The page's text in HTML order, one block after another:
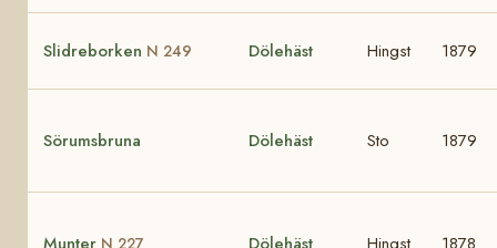
Slidreborken N 249 Dölehäst Hingst 1879
Sörumsbruna Dölehäst Sto 1879
Munter N 227 Dölehäst Hingst 1878